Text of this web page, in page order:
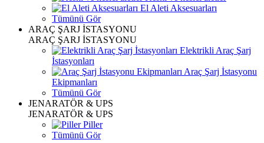
El Aleti Aksesuarları
Tümünü Gör
ARAÇ ŞARJ İSTASYONU
ARAÇ ŞARJ İSTASYONU
Elektrikli Araç Şarj
İstasyonları
Araç Şarj İstasyonu
Ekipmanları
Tümünü Gör
JENARATÖR & UPS
JENARATÖR & UPS
Piller
Tümünü Gör